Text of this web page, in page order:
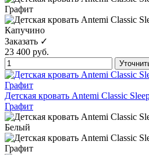
Заказать ✓
23 400 руб.
Детская кровать Antemi Classic
Графит